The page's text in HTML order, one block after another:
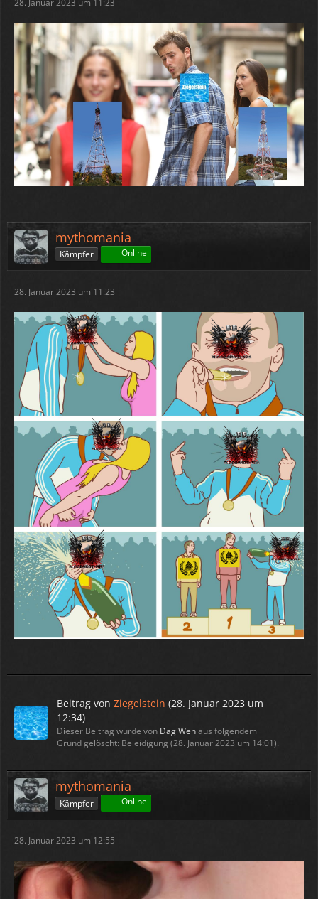
28. Januar 2023 um 11:23
mythomania
Kämpfer Online
28. Januar 2023 um 11:23
Beitrag von Ziegelstein (28. Januar 2023 um
12:34)
Dieser Beitrag wurde von DagiWehaus folgendem
Grund gelöscht: Beleidigung (28. Januar 2023 um 14:01).
mythomania
Kämpfer Online
28. Januar 2023 um 12:55